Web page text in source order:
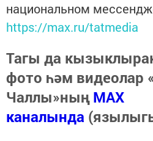
национальном
https://max.ru/tatmedia
Тагы да
фото һәм видеолар
Чаллы»ныңMAX
каналында